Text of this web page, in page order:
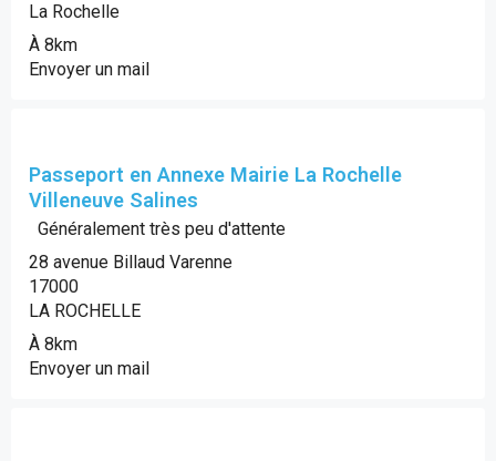
La Rochelle
À 8km
Envoyer un mail
Passeport en Annexe Mairie La Rochelle
Villeneuve Salines
Généralement très peu d'attente
28 avenue Billaud Varenne
17000
LA ROCHELLE
À 8km
Envoyer un mail